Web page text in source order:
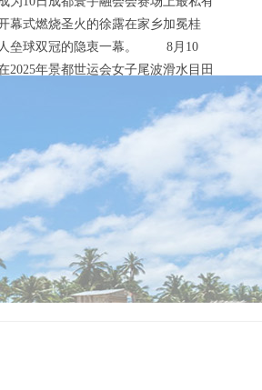
幕式燃烧圣火的徐露在家乡加冕桂
人垒球双冠的隐衷一幕。 8月10
2025年景都世运会女子尾波滑水目田
记者 陈振海 摄 雨水障翳的三岔湖，
女子尾波滑水目田式决赛上，中国队
幕式燃烧圣火的姿态...
女子双东说念主同步决赛中体育
电（记者杨念念琪、张悦姗、马念
！我在空顺耳见有东说念主喊加油，
说嘘，小点儿声，太可人了！95后蹦
冠后说，这种四面八方的维持仿佛4D
能量。 8月10日，不雅众向中国
点赞。新华社记者 孙凡越 摄 当
雷动。在成齐...